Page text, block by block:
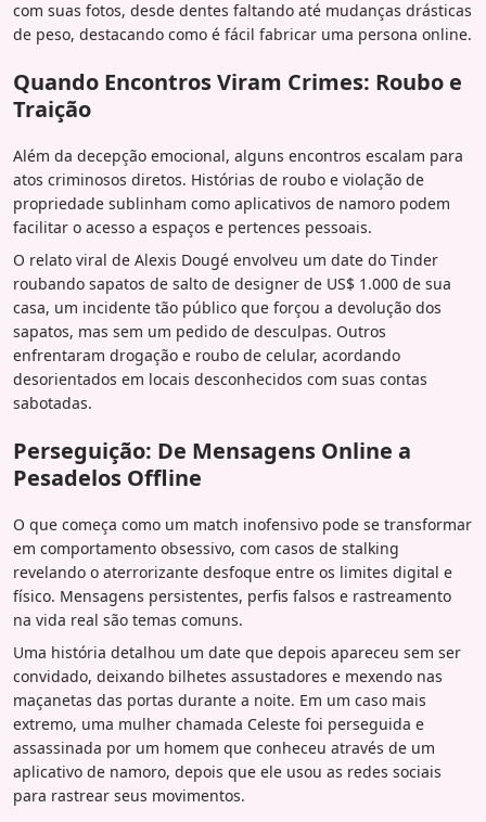
com suas fotos, desde dentes faltando até mudanças drásticas
de peso, destacando como é fácil fabricar uma persona online.
Quando Encontros Viram Crimes: Roubo e
Traição
Além da decepção emocional, alguns encontros escalam para
atos criminosos diretos. Histórias de roubo e violação de
propriedade sublinham como aplicativos de namoro podem
facilitar o acesso a espaços e pertences pessoais.
O relato viral de Alexis Dougé envolveu um date do Tinder
roubando sapatos de salto de designer de US$ 1.000 de sua
casa, um incidente tão público que forçou a devolução dos
sapatos, mas sem um pedido de desculpas. Outros
enfrentaram drogação e roubo de celular, acordando
desorientados em locais desconhecidos com suas contas
sabotadas.
Perseguição: De Mensagens Online a
Pesadelos Offline
O que começa como um match inofensivo pode se transformar
em comportamento obsessivo, com casos de stalking
revelando o aterrorizante desfoque entre os limites digital e
físico. Mensagens persistentes, perfis falsos e rastreamento
na vida real são temas comuns.
Uma história detalhou um date que depois apareceu sem ser
convidado, deixando bilhetes assustadores e mexendo nas
maçanetas das portas durante a noite. Em um caso mais
extremo, uma mulher chamada Celeste foi perseguida e
assassinada por um homem que conheceu através de um
aplicativo de namoro, depois que ele usou as redes sociais
para rastrear seus movimentos.